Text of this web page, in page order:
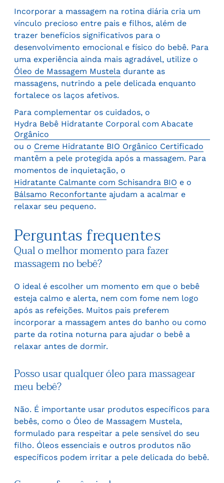
Incorporar a massagem na rotina diária cria um
vínculo precioso entre pais e filhos, além de
trazer benefícios significativos para o
desenvolvimento emocional e físico do bebê. Para
uma experiência ainda mais agradável, utilize o
Óleo de Massagem Mustela durante as
massagens, nutrindo a pele delicada enquanto
fortalece os laços afetivos.
Para complementar os cuidados, o
Hydra Bebê Hidratante Corporal com Abacate
Orgânico
ou o Creme Hidratante BIO Orgânico Certificado
mantêm a pele protegida após a massagem. Para
momentos de inquietação, o
Hidratante Calmante com Schisandra BIO e o
Bálsamo Reconfortante ajudam a acalmar e
relaxar seu pequeno.
Perguntas frequentes
Qual o melhor momento para fazer
massagem no bebê?
O ideal é escolher um momento em que o bebê
esteja calmo e alerta, nem com fome nem logo
após as refeições. Muitos pais preferem
incorporar a massagem antes do banho ou como
parte da rotina noturna para ajudar o bebê a
relaxar antes de dormir.
Posso usar qualquer óleo para massagear
meu bebê?
Não. É importante usar produtos específicos para
bebês, como o Óleo de Massagem Mustela,
formulado para respeitar a pele sensível do seu
filho. Óleos essenciais e outros produtos não
específicos podem irritar a pele delicada do bebê.